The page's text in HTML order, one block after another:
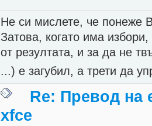
Не си мислете, че понеже
Затова, когато има
от резултата, и за да не
...) е загубил, а трети да
Re: Превод на
xfce